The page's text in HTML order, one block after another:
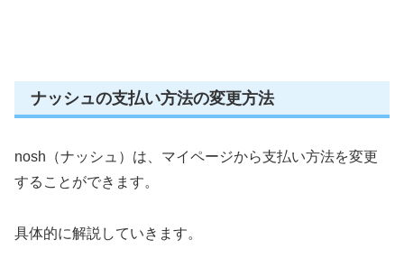
ナッシュの支払い方法の変更方法
nosh（ナッシュ）は、マイページから支払い方法を変更
することができます。
具体的に解説していきます。